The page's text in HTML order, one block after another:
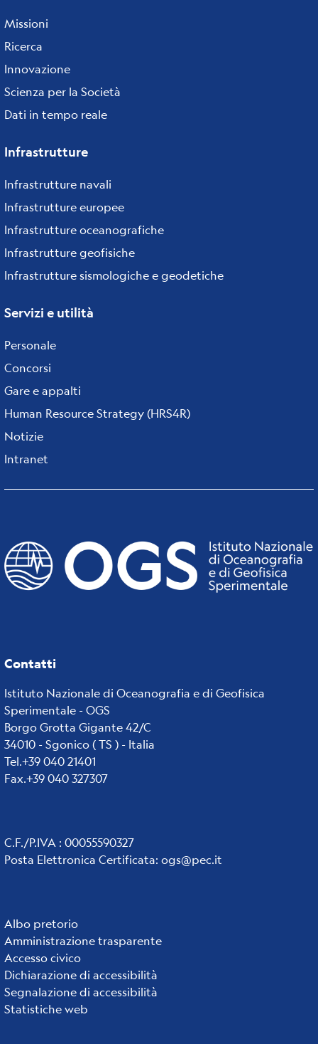
Missioni
Ricerca
Innovazione
Scienza per la Società
Dati in tempo reale
Infrastrutture
Infrastrutture navali
Infrastrutture europee
Infrastrutture oceanografiche
Infrastrutture geofisiche
Infrastrutture sismologiche e geodetiche
Servizi e utilità
Personale
Concorsi
Gare e appalti
Human Resource Strategy (HRS4R)
Notizie
Intranet
Contatti
Istituto Nazionale di Oceanografia e di Geofisica
Sperimentale - OGS
Borgo Grotta Gigante 42/C
34010 - Sgonico ( TS ) - Italia
Tel.+39 040 21401
Fax.+39 040 327307
C.F./P.IVA : 00055590327
Posta Elettronica Certificata: ogs@pec.it
Institute
links
Albo pretorio
Amministrazione trasparente
Accesso civico
Dichiarazione di accessibilità
Segnalazione di accessibilità
Statistiche web